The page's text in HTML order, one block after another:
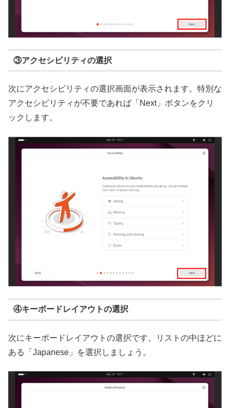
③アクセシビリティの選択
次にアクセシビリティの選択画面が表示されます。特別な
アクセシビリティが不要であれば「Next」ボタンをクリ
ックします。
④キーボードレイアウトの選択
次にキーボードレイアウトの選択です。リストの中ほどに
ある「Japanese」を選択しましょう。